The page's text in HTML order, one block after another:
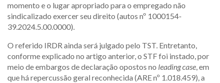
momento e o lugar apropriado para o empregado não
sindicalizado exercer seu direito (autos nº 1000154-
39.2024.5.00.0000).
O referido IRDR ainda será julgado pelo TST. Entretanto,
conforme explicado no artigo anterior, o STF foi instado, por
meio de embargos de declaração opostos no leading case, em
que há repercussão geral reconhecida (ARE nº 1.018.459), a